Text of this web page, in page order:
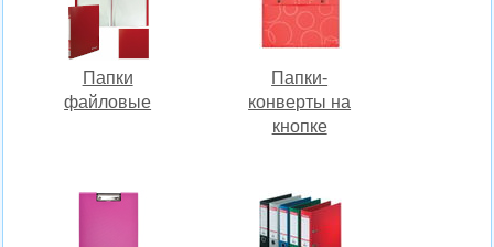
Папки
файловые
Папки-
конверты на
кнопке